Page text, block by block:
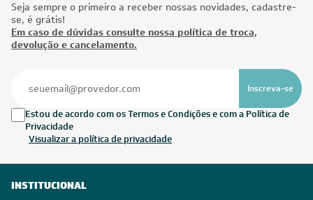
Seja sempre o primeiro a receber nossas novidades, cadastre-
se, é grátis!
Em caso de dúvidas consulte nossa política de troca,
devolução e cancelamento.
Inscreva-se
Estou de acordo com os Termos e Condições e com a Política de
Privacidade
Visualizar a política de privacidade
INSTITUCIONAL